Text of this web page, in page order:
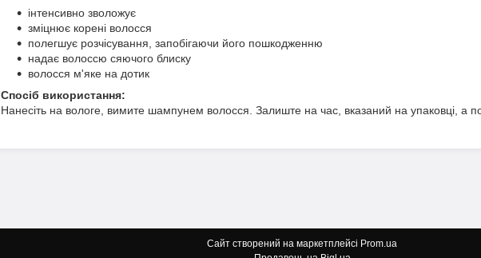
інтенсивно зволожує
зміцнює корені волосся
полегшує розчісування, запобігаючи його пошкодженню
надає волоссю сяючого блиску
волосся м'яке на дотик
Спосіб використання:
Нанесіть на вологе, вимите шампунем волосся. Залиште на час, вказаний на упаковці, а
Сайт створений на маркетплейсі Prom.ua